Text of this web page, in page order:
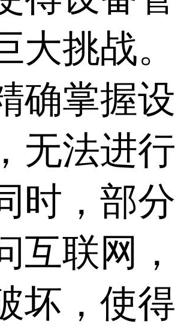
大挑战
确掌握
无法进
时，部
互联网
坏，使